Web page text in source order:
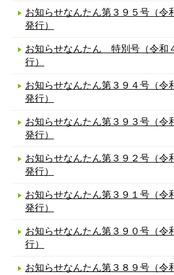
お知らせなんたん第３９５号（令
発行）
お知らせなんたん 特別号（令和
行）
お知らせなんたん第３９４号（令
発行）
お知らせなんたん第３９３号（令
発行）
お知らせなんたん第３９２号（令
発行）
お知らせなんたん第３９１号（令
発行）
お知らせなんたん第３９０号（令
行）
お知らせなんたん第３８９号（令